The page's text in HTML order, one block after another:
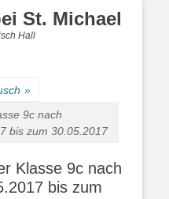
St. Michael
Hall
»
9c nach
bis zum 30.05.2017
Klasse 9c nach
bis zum